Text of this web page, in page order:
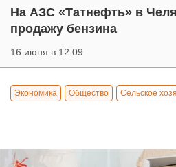
На АЗС «Татнефть» в
продажу бензина
16 июня в 12:09
Экономика Общество Сельское